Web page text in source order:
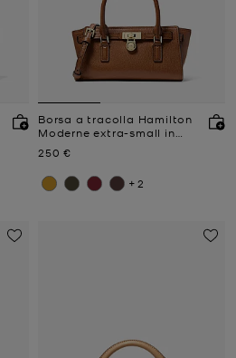
Borsa a tracolla Hamilton
Moderne extra-small in
Prezzo attuale
250 €
+2